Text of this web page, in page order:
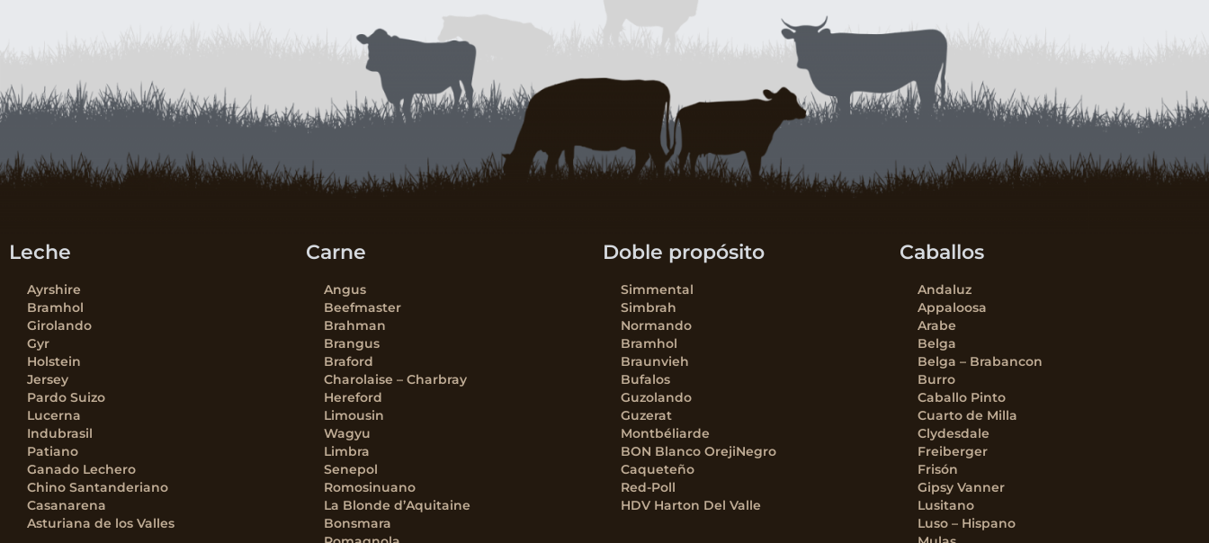
Leche
Ayrshire
Bramhol
Girolando
Gyr
Holstein
Jersey
Pardo Suizo
Lucerna
Indubrasil
Patiano
Ganado Lechero
Chino Santanderiano
Casanarena
Asturiana de los Valles
Carne
Angus
Beefmaster
Brahman
Brangus
Braford
Charolaise – Charbray
Hereford
Limousin
Wagyu
Limbra
Senepol
Romosinuano
La Blonde d’Aquitaine
Bonsmara
Doble propósito
Simmental
Simbrah
Normando
Bramhol
Braunvieh
Bufalos
Guzolando
Guzerat
Montbéliarde
BON Blanco OrejiNegro
Caqueteño
Red-Poll
HDV Harton Del Valle
Caballos
Andaluz
Appaloosa
Arabe
Belga
Belga – Brabancon
Burro
Caballo Pinto
Cuarto de Milla
Clydesdale
Freiberger
Frisón
Gipsy Vanner
Lusitano
Luso – Hispano